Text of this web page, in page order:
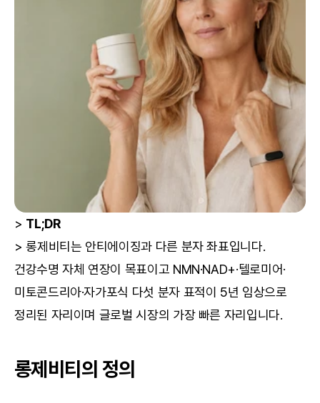
> TL;DR
> 롱제비티는 안티에이징과 다른 분자 좌표입니다.
건강수명 자체 연장이 목표이고 NMN·NAD+·텔로미어·
미토콘드리아·자가포식 다섯 분자 표적이 5년 임상으로
정리된 자리이며 글로벌 시장의 가장 빠른 자리입니다.
롱제비티의 정의